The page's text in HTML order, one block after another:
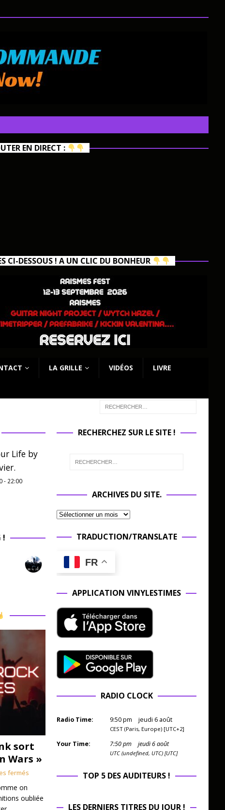
EN DIRECT :
CI-DESSOUS ! A UN CLIC DU BONHEUR
LA GRILLE VIDÉOS LIVRE
Life by
- 22:00
!
sort
Wars »
fermés
on
oubliée
RECHERCHEZ SUR LE SITE !
ARCHIVES DU SITE.
TRADUCTION/TRANSLATE
FR
APPLICATION VINYLESTIMES
RADIO CLOCK
Radio Time: 9:50pm jeudi 6 août
CEST (Paris, Europe) [UTC+2]
Your Time: 7:50pm jeudi 6 août
UTC (undefined, UTC) [UTC]
TOP 5 DES AUDITEURS !
LES DERNIERS TITRES DU JOUR !